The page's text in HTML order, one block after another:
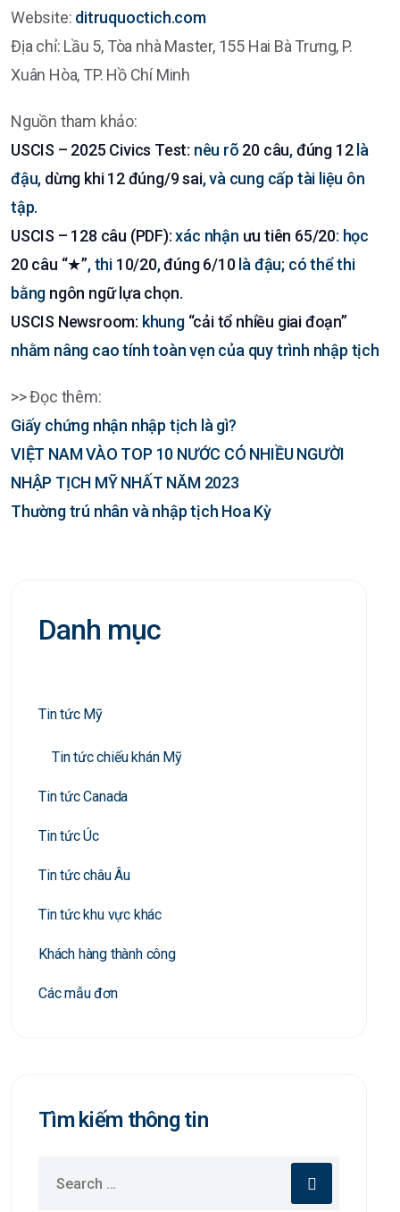
Danh mục
Tin tức Mỹ
Tin tức chiếu khán Mỹ
Tin tức Canada
Tin tức Úc
Tin tức châu Âu
Tin tức khu vực khác
Khách hàng thành công
Các mẫu đơn
Tìm kiếm thông tin
Website: ditruquoctich.com
Địa chỉ: Lầu 5, Tòa nhà Master, 155 Hai Bà Trưng, P.
Xuân Hòa, TP. Hồ Chí Minh
Nguồn tham khảo:
USCIS – 2025 Civics Test: nêu rõ 20 câu,đúng 12là
đậu, dừng khi 12 đúng/9 sai, và cung cấp tài liệu ôn
tập.
USCIS – 128 câu (PDF):xác nhận ưu tiên 65/20: học
20 câu “★”, thi 10/20,đúng 6/10là đậu; có thể thi
bằng ngôn ngữ lựa chọn.
USCIS Newsroom: khung “cải tổ nhiều giai đoạn”
nhằm nâng cao tính toàn vẹn của quy trình nhập tịch
>> Đọc thêm:
Giấy chứng nhận nhập tịch là gì?
VIỆT NAM VÀO TOP 10 NƯỚC CÓ NHIỀU NGƯỜI
NHẬP TỊCH MỸ NHẤT NĂM 2023
Thường trú nhân và nhập tịch Hoa Kỳ